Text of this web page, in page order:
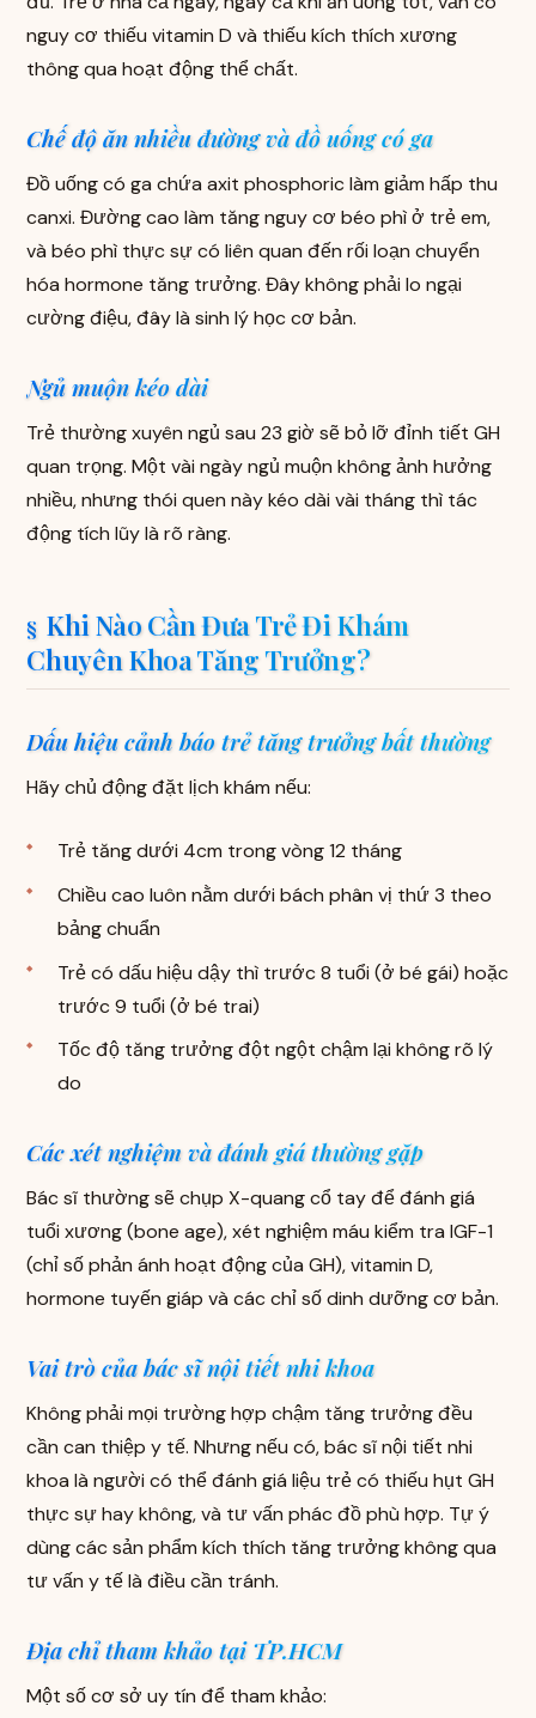
nguy cơ thiếu vitamin D và thiếu kích thích xương
thông qua hoạt động thể chất.
Chế độ ăn nhiều đường và đồ uống có ga
Đồ uống có ga chứa axit phosphoric làm giảm hấp thu
canxi. Đường cao làm tăng nguy cơ béo phì ở trẻ em,
và béo phì thực sự có liên quan đến rối loạn chuyển
hóa hormone tăng trưởng. Đây không phải lo ngại
cường điệu, đây là sinh lý học cơ bản.
Ngủ muộn kéo dài
Trẻ thường xuyên ngủ sau 23 giờ sẽ bỏ lỡ đỉnh tiết GH
quan trọng. Một vài ngày ngủ muộn không ảnh hưởng
nhiều, nhưng thói quen này kéo dài vài tháng thì tác
động tích lũy là rõ ràng.
Khi Nào Cần Đưa Trẻ Đi Khám
Chuyên Khoa Tăng Trưởng?
Dấu hiệu cảnh báo trẻ tăng trưởng bất thường
Hãy chủ động đặt lịch khám nếu:
Trẻ tăng dưới 4cm trong vòng 12 tháng
Chiều cao luôn nằm dưới bách phân vị thứ 3 theo
bảng chuẩn
Trẻ có dấu hiệu dậy thì trước 8 tuổi (ở bé gái) hoặc
trước 9 tuổi (ở bé trai)
Tốc độ tăng trưởng đột ngột chậm lại không rõ lý
do
Các xét nghiệm và đánh giá thường gặp
Bác sĩ thường sẽ chụp X-quang cổ tay để đánh giá
tuổi xương (bone age), xét nghiệm máu kiểm tra IGF-1
(chỉ số phản ánh hoạt động của GH), vitamin D,
hormone tuyến giáp và các chỉ số dinh dưỡng cơ bản.
Vai trò của bác sĩ nội tiết nhi khoa
Không phải mọi trường hợp chậm tăng trưởng đều
cần can thiệp y tế. Nhưng nếu có, bác sĩ nội tiết nhi
khoa là người có thể đánh giá liệu trẻ có thiếu hụt GH
thực sự hay không, và tư vấn phác đồ phù hợp. Tự ý
dùng các sản phẩm kích thích tăng trưởng không qua
tư vấn y tế là điều cần tránh.
Địa chỉ tham khảo tại TP.HCM
Một số cơ sở uy tín để tham khảo: